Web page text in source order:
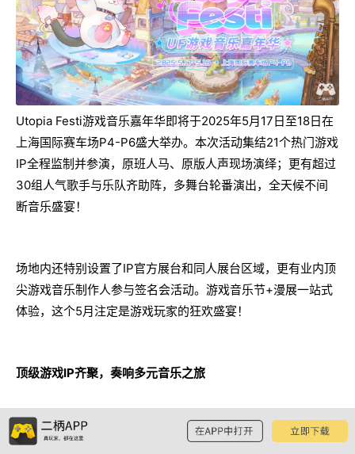
Utopia Festi游戏音乐嘉年华即将于2025年5月17日至18日在
上海国际赛车场P4-P6盛大举办。本次活动集结21个热门游戏
IP全程监制并参演，原班人马、原版人声现场演绎；更有超过
30组人气歌手与乐队齐助阵，多舞台轮番演出，全天候不间
断音乐盛宴！
场地内还特别设置了IP官方展台和同人展台区域，更有业内顶
尖游戏音乐制作人参与签名会活动。游戏音乐节+漫展一站式
体验，这个5月注定是游戏玩家的狂欢盛宴！
顶级游戏IP齐聚，奏响多元音乐之旅
本次活动的参演IP可谓众星云集，《艾尔登法环》《无畏契